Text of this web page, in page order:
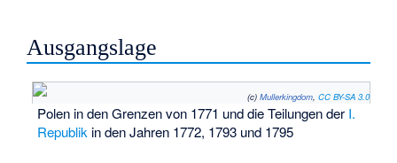
Ausgangslage
(c) Mullerkingdom, CC BY-SA 3.0
Polen in den Grenzen von 1771 und die Teilungen der I.
Republikin den Jahren 1772, 1793 und 1795